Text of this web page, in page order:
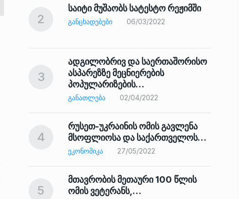
2
საიტი მუშაობს სატესტო რეჟიმში
ᲒᲐᲜᲪᲮᲐᲓᲔᲑᲔᲑᲘ 06/03/2022
3
ადგილობრივ და საერთაშორისო
ასპარეზზე მეცნიერების
პოპულარიზების…
ᲒᲐᲜᲐᲗᲚᲔᲑᲐ 02/04/2022
4
რუსეთ-უკრაინის ომის გავლენა
მსოფლიოსა და საქართველოს…
ᲔᲙᲝᲜᲝᲛᲘᲙᲐ 27/05/2022
5
მთავრობის მეთაური 100 წლის
ომის ვეტერანს,…